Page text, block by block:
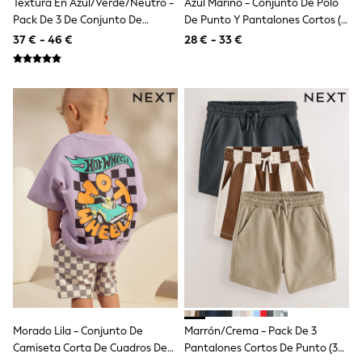
Shop all
Lilo & Stitch
Bluey
All Girls Sportwear
New In
Trainers
Hoodies & Sweatshirts
T-Shirts & Vests
Leggings
Swim
Nike
adidas
All Girls Brands
Nike
adidas
Smiggle
Lipsy Girl
River Island
Joules
Frugi
Pack De 3 De Conjunto De
Camiseta De Manga Corta Y
Pantalones Cortos (3 Meses-7
37 € - 46 €
De Punto Y Pantalones Cortos (3
Meses-10 Años)
28 € - 33 €
Morado Lila - Conjunto De
Camiseta Corta De Cuadros De
Marrón/crema - Pack De 3
Pantalones Cortos De Punto (3